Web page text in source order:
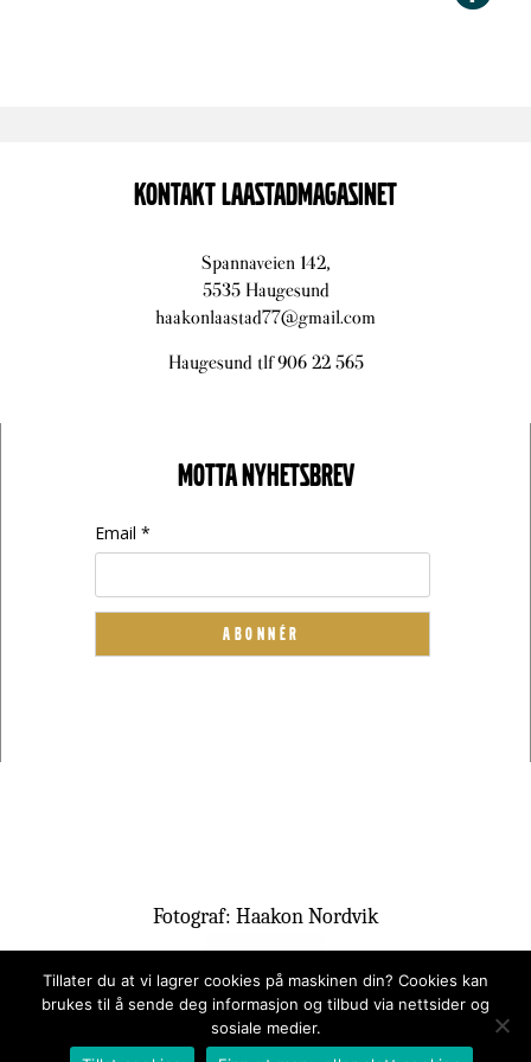
KONTAKT LAASTADMAGASINET
Spannaveien 142,
5535 Haugesund
haakonlaastad77@gmail.com
Haugesund tlf 906 22 565
MOTTA NYHETSBREV
Email *
Fotograf: Haakon Nordvik
Tillater du at vi lagrer cookies på maskinen din? Cookies kan
brukes til å sende deg informasjon og tilbud via nettsider og
sosiale medier.